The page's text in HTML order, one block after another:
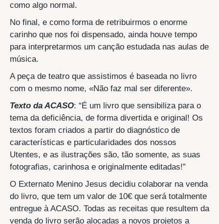
como algo normal.
No final, e como forma de retribuirmos o enorme
carinho que nos foi dispensado, ainda houve tempo
para interpretarmos um canção estudada nas aulas de
música.
A peça de teatro que assistimos é baseada no livro
com o mesmo nome, «Não faz mal ser diferente».
Texto da ACASO: “É um livro que sensibiliza para o
tema da deficiência, de forma divertida e original! Os
textos foram criados a partir do diagnóstico de
características e particularidades dos nossos
Utentes, e as ilustrações são, tão somente, as suas
fotografias, carinhosa e originalmente editadas!”
O Externato Menino Jesus decidiu colaborar na venda
do livro, que tem um valor de 10€ que será totalmente
entregue à ACASO. Todas as receitas que resultem da
venda do livro serão alocadas a novos projetos a